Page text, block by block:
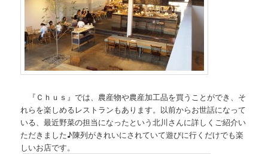
『Ｃｈｕｓ』では、農産物や農産加工品を買うことができ、そ
れらを楽しめるレストランもあります。以前からお世話になって
いる、最近野菜の担当になったという北川さんに詳しくご紹介い
ただきました♪陳列がきれいにされていて遊びに行くだけでも楽
しいお店です。